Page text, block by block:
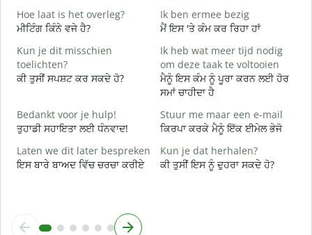
Hoe laat is het overleg?
ਮੀਟਿੰਗ ਕਿੰਨੇ ਵਜੇ ਹੈ?
Ik ben ermee bezig
ਮੈਂ ਇਸ 'ਤੇ ਕੰਮ ਕਰ ਰਿਹਾ ਹਾਂ
Kun je dit misschien
toelichten?
ਕੀ ਤੁਸੀਂ ਸਪਸ਼ਟ ਕਰ ਸਕਦੇ ਹੋ?
Ik heb wat meer tijd nodig
om deze taak te voltooien
ਮੈਨੂੰ ਇਸ ਕੰਮ ਨੂੰ ਪੂਰਾ ਕਰਨ ਲਈ ਹੋਰ
ਸਮਾਂ ਚਾਹੀਦਾ ਹੈ
Bedankt voor je hulp!
ਤੁਹਾਡੀ ਸਹਾਇਤਾ ਲਈ ਧੰਨਵਾਦ!
Stuur me maar een e-mail
ਕਿਰਪਾ ਕਰਕੇ ਮੈਨੂੰ ਇੱਕ ਈਮੇਲ ਭੇਜੋ
Laten we dit later bespreken
ਇਸ ਬਾਰੇ ਬਾਅਦ ਵਿੱਚ ਚਰਚਾ ਕਰੀਏ
Kun je dat herhalen?
ਕੀ ਤੁਸੀਂ ਇਸ ਨੂੰ ਦੁਹਰਾ ਸਕਦੇ ਹੋ?